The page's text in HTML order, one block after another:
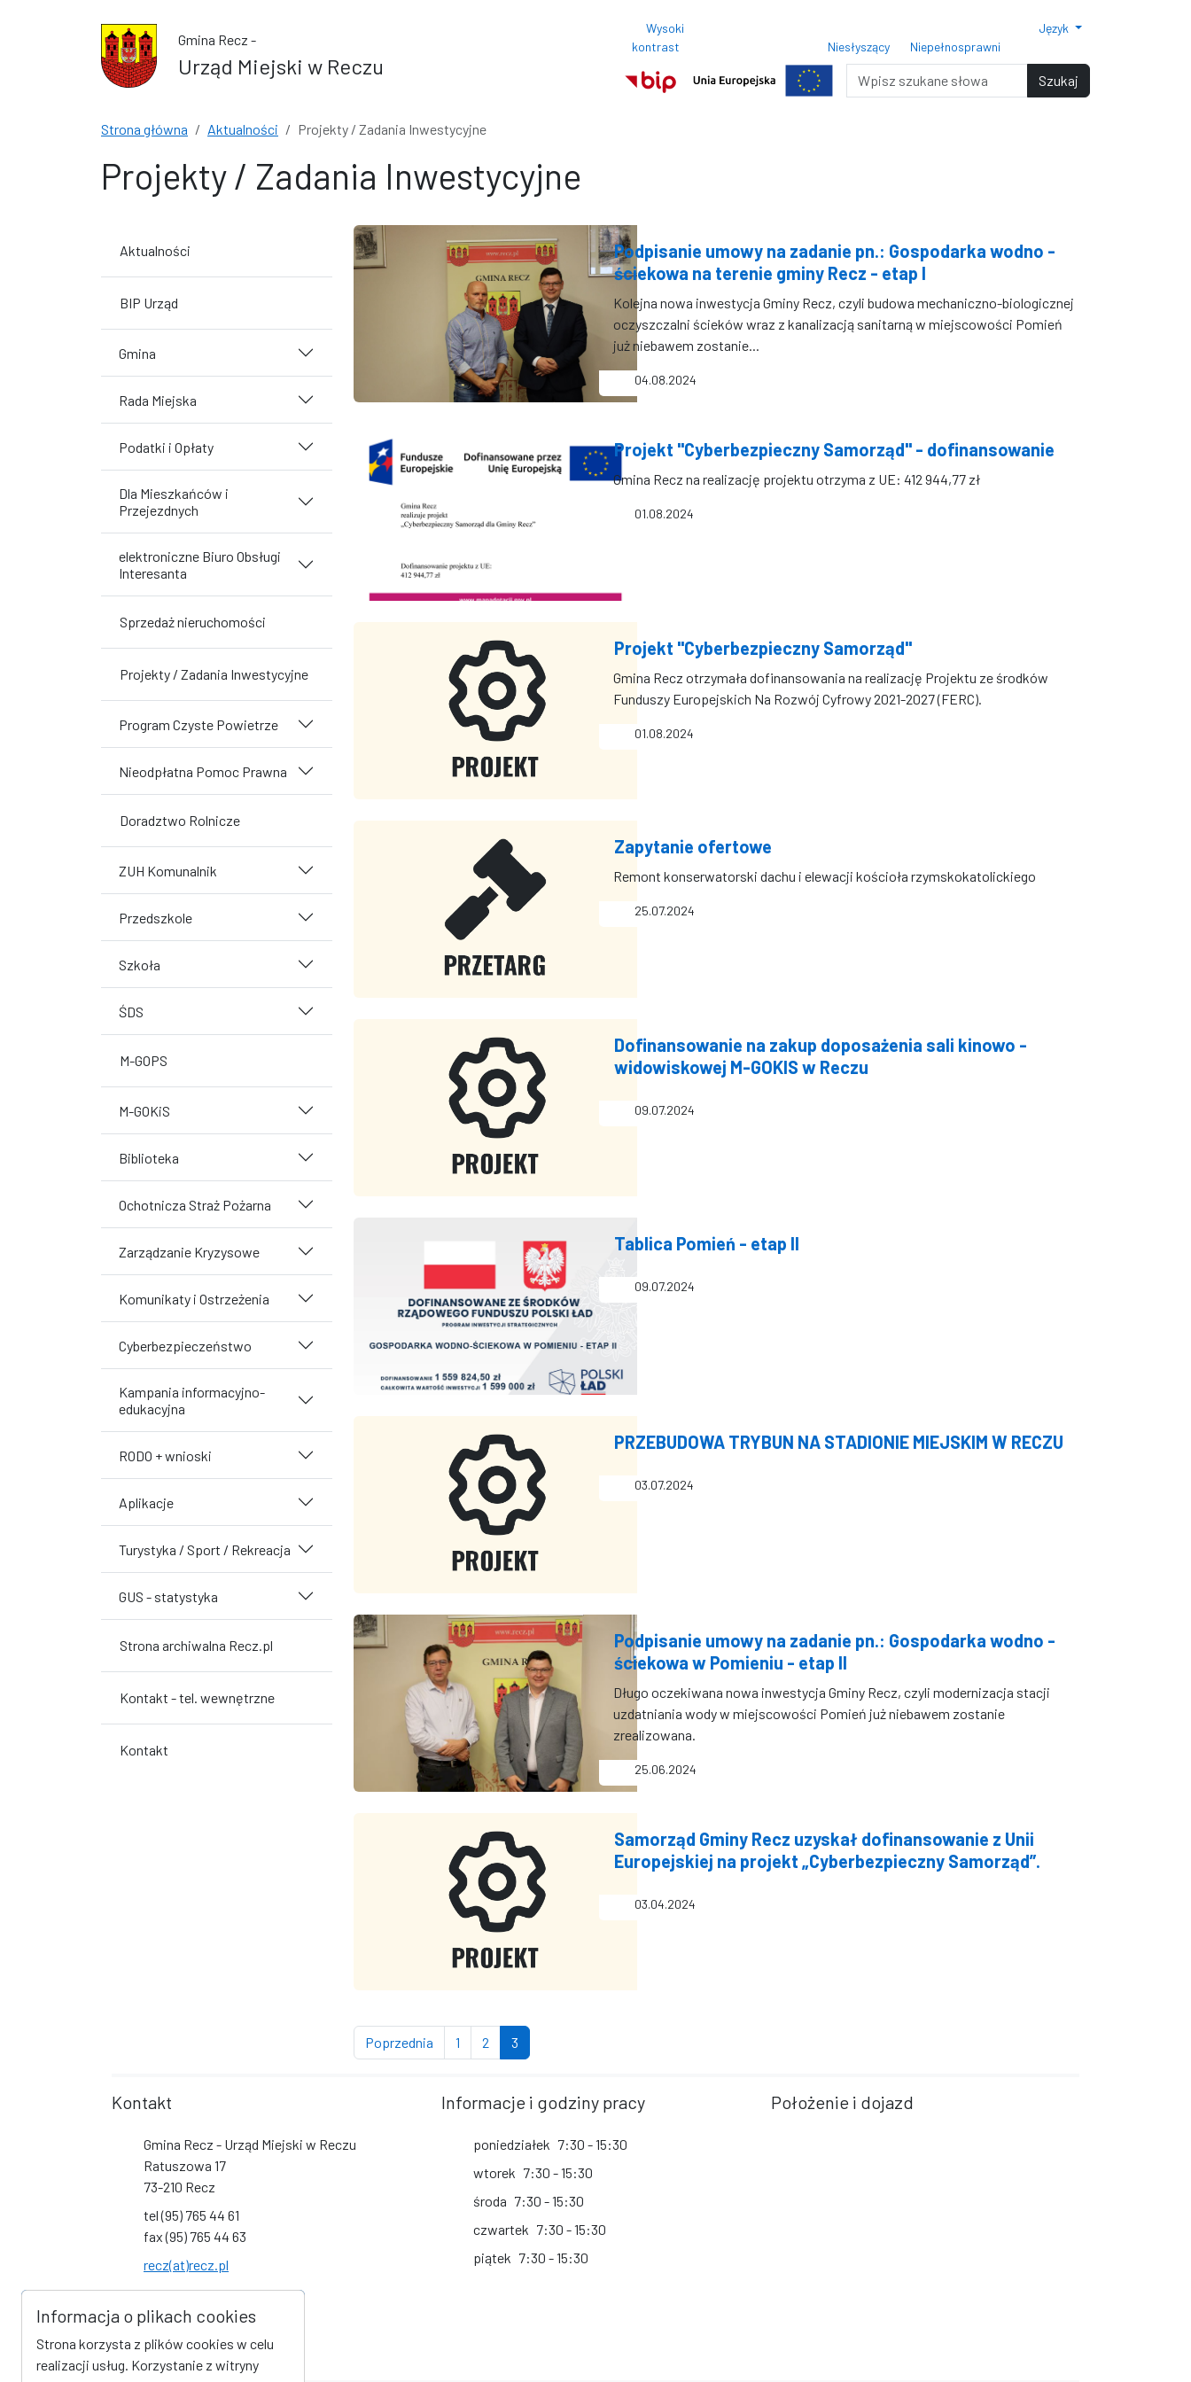
Przejdź do wyszukiwarki
Gmina Recz -
Urząd Miejski w Reczu
Wysoki
kontrast
Normalny rozmiar czcionki
Rozmiar czcionki 150%
Rozmiar czcionki 200%
Niesłyszący Niepełnosprawni
Język
Wyszukiwarka Szukaj
Strona główna Aktualności Projekty / Zadania Inwestycyjne
Projekty / Zadania Inwestycyjne
Aktualności
BIP Urząd
Gmina
Rada Miejska
Podatki i Opłaty
Dla Mieszkańców i
Przejezdnych
elektroniczne Biuro Obsługi
Interesanta
Sprzedaż nieruchomości
Projekty / Zadania Inwestycyjne
Program Czyste Powietrze
Nieodpłatna Pomoc Prawna
Doradztwo Rolnicze
ZUH Komunalnik
Przedszkole
Szkoła
ŚDS
M-GOPS
M-GOKiS
Biblioteka
Ochotnicza Straż Pożarna
Zarządzanie Kryzysowe
Komunikaty i Ostrzeżenia
Cyberbezpieczeństwo
Kampania informacyjno-
edukacyjna
RODO + wnioski
Aplikacje
Turystyka / Sport / Rekreacja
GUS - statystyka
Strona archiwalna Recz.pl
Kontakt - tel. wewnętrzne
Kontakt
Podpisanie umowy na zadanie pn.: Gospodarka wodno -
ściekowa na terenie gminy Recz - etap I
Kolejna nowa inwestycja Gminy Recz, czyli budowa mechaniczno-biologicznej
oczyszczalni ścieków wraz z kanalizacją sanitarną w miejscowości Pomień
już niebawem zostanie...
04.08.2024
Projekt "Cyberbezpieczny Samorząd" - dofinansowanie
Gmina Recz na realizację projektu otrzyma z UE: 412 944,77 zł
01.08.2024
Projekt "Cyberbezpieczny Samorząd"
Gmina Recz otrzymała dofinansowania na realizację Projektu ze środków
Funduszy Europejskich Na Rozwój Cyfrowy 2021-2027 (FERC).
01.08.2024
Zapytanie ofertowe
Remont konserwatorski dachu i elewacji kościoła rzymskokatolickiego
25.07.2024
Dofinansowanie na zakup doposażenia sali kinowo -
widowiskowej M-GOKIS w Reczu
09.07.2024
Tablica Pomień - etap II
09.07.2024
PRZEBUDOWA TRYBUN NA STADIONIE MIEJSKIM W RECZU
03.07.2024
Podpisanie umowy na zadanie pn.: Gospodarka wodno -
ściekowa w Pomieniu - etap II
Długo oczekiwana nowa inwestycja Gminy Recz, czyli modernizacja stacji
uzdatniania wody w miejscowości Pomień już niebawem zostanie
zrealizowana.
25.06.2024
Samorząd Gminy Recz uzyskał dofinansowanie z Unii
Europejskiej na projekt „Cyberbezpieczny Samorząd”.
03.04.2024
Poprzednia strona
1 strona
2 strona
3
Kontakt
Gmina Recz - Urząd Miejski w Reczu
Ratuszowa 17
73-210 Recz
tel (95) 765 44 61
fax (95) 765 44 63
recz(at)recz.pl
Link do profilu na Facebook
Link do kanału na YouTube
Informacje i godziny pracy
poniedziałek 7:30 - 15:30
wtorek 7:30 - 15:30
środa 7:30 - 15:30
czwartek 7:30 - 15:30
piątek 7:30 - 15:30
Położenie i dojazd
Informacja o plikach cookies
Strona korzysta z plików cookies w celu
realizacji usług. Korzystanie z witryny